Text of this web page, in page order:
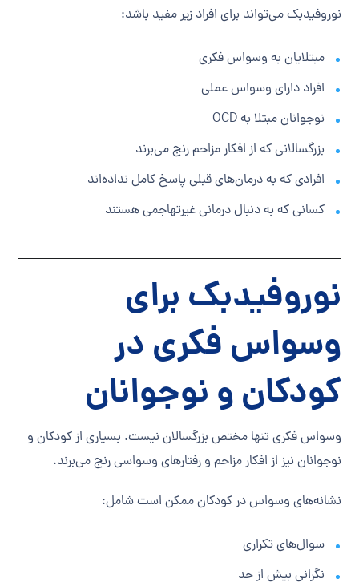
نوروفیدبک می‌تواند برای افراد زیر مفید باشد:
مبتلایان به وسواس فکری
افراد دارای وسواس عملی
نوجوانان مبتلا به OCD
بزرگسالانی که از افکار مزاحم رنج می‌برند
افرادی که به درمان‌های قبلی پاسخ کامل نداده‌اند
کسانی که به دنبال درمانی غیرتهاجمی هستند
نوروفیدبک برای
وسواس فکری در
کودکان و نوجوانان
وسواس فکری تنها مختص بزرگسالان نیست. بسیاری از کودکان و
نوجوانان نیز از افکار مزاحم و رفتارهای وسواسی رنج می‌برند.
نشانه‌های وسواس در کودکان ممکن است شامل:
سوال‌های تکراری
نگرانی بیش از حد